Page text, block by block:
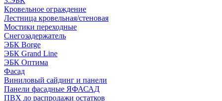
Кровельное ограждение
Лестница кровельная/стеновая
Мостики переходные
Снегозадержатель
ЭБК Borge
ЭБК Grand Line
ЭБК Оптима
Фасад
Виниловый сайдинг и панели
Панели фасадные ЯФАСАД
ПВХ до распродажи остатков